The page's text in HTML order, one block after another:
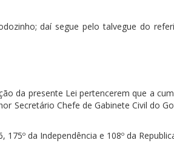
daí segue pelo talvegue do
da presente Lei pertencerem que a
Secretário Chefe de Gabinete Civil do
da Independência e 108º da